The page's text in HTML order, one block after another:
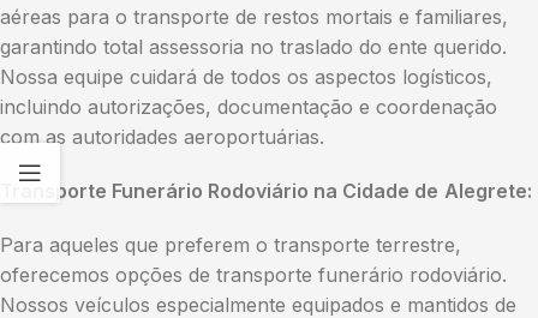
aéreas para o transporte de restos mortais e familiares,
garantindo total assessoria no traslado do ente querido.
Nossa equipe cuidará de todos os aspectos logísticos,
incluindo autorizações, documentação e coordenação
com as autoridades aeroportuárias.
Transporte Funerário Rodoviário na Cidade de Alegrete:
Para aqueles que preferem o transporte terrestre,
oferecemos opções de transporte funerário rodoviário.
Nossos veículos especialmente equipados e mantidos de